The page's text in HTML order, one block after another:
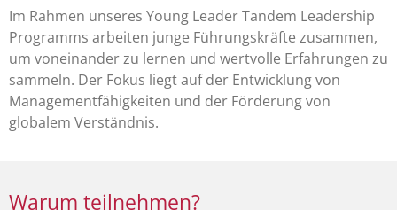
Im Rahmen unseres Young Leader Tandem Leadership
Programms arbeiten junge Führungskräfte zusammen,
um voneinander zu lernen und wertvolle Erfahrungen zu
sammeln. Der Fokus liegt auf der Entwicklung von
Managementfähigkeiten und der Förderung von
globalem Verständnis.
Warum teilnehmen?